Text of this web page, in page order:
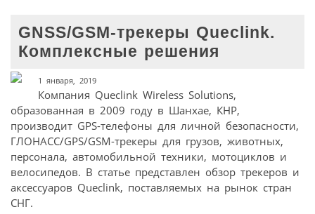
GNSS/GSM-трекеры Queclink.
Комплексные решения
1 января, 2019
Компания Queclink Wireless Solutions,
образованная в 2009 году в Шанхае, КНР,
производит GPS-телефоны для личной безопасности,
ГЛОНАСС/GPS/GSM-трекеры для грузов, животных,
персонала, автомобильной техники, мотоциклов и
велосипедов. В статье представлен обзор трекеров и
аксессуаров Queclink, поставляемых на рынок стран
СНГ.